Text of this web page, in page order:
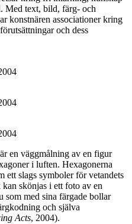
Med text, bild, färg- och
konstnären associationer kring
och dess
en väggmålning av en figur
i luften. Hexagonerna
ett slags symboler för vetandets
kan skönjas i ett foto av en
som med sina färgade bollar
och själva
Acts, 2004).